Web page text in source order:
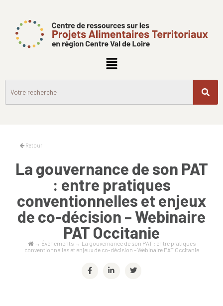
Retour
La gouvernance de son PAT
: entre pratiques
conventionnelles et enjeux
de co-décision – Webinaire
PAT Occitanie
→ Évènements→ La gouvernance de son PAT : entre pratiques
conventionnelles et enjeux de co-décision – Webinaire PAT Occitanie